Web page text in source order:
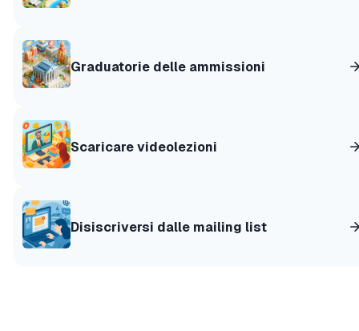
Graduatorie delle ammissioni
Scaricare videolezioni
Disiscriversi dalle mailing list